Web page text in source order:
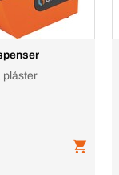
plåster